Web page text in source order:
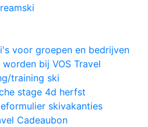
voor groepen en bedrijven
bij VOS Travel
training ski
stage 4d herfst
skivakanties
Cadeaubon